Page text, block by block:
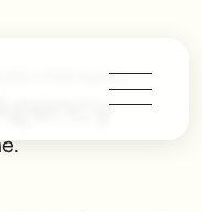
Web Agency